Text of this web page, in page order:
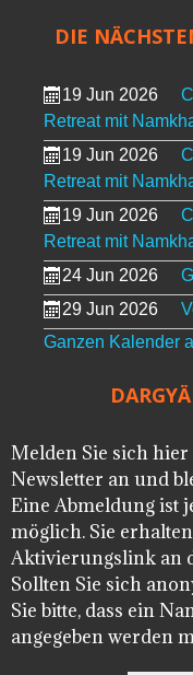
DIE
19 Jun 2026
Retreat mit
19 Jun 2026
Retreat mit
19 Jun 2026
Retreat mit
24 Jun 2026
29 Jun 2026
Ganzen Kalender
Melden Sie sich
Newsletter an und
Eine Abmeldung ist
möglich. Sie
Aktivierungslink an
Sollten Sie sich
Sie bitte, dass ein
angegeben werden